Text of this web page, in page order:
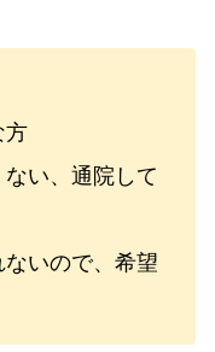
方
い、通院して
いので、希望